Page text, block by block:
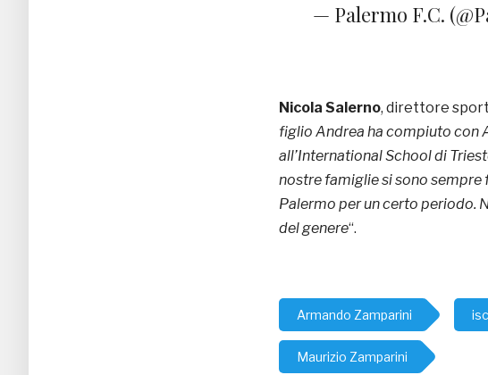
— Palermo F.C.
Nicola Salerno, direttore
figlio Andrea ha compiuto con
all’International School di
nostre famiglie si sono sempre
Palermo per un certo periodo.
del genere“.
Armando Zamparini
Maurizio Zamparini